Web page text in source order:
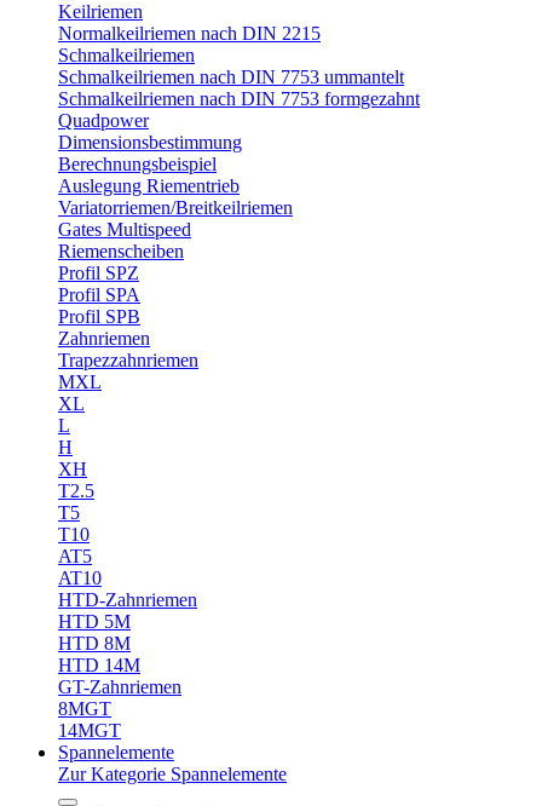
Keilriemen
Normalkeilriemen nach DIN 2215
Schmalkeilriemen
Schmalkeilriemen nach DIN 7753 ummantelt
Schmalkeilriemen nach DIN 7753 formgezahnt
Quadpower
Dimensionsbestimmung
Berechnungsbeispiel
Auslegung Riementrieb
Variatorriemen/Breitkeilriemen
Gates Multispeed
Riemenscheiben
Profil SPZ
Profil SPA
Profil SPB
Zahnriemen
Trapezzahnriemen
MXL
XL
L
H
XH
T2.5
T5
T10
AT5
AT10
HTD-Zahnriemen
HTD 5M
HTD 8M
HTD 14M
GT-Zahnriemen
8MGT
14MGT
Spannelemente
Zur Kategorie Spannelemente